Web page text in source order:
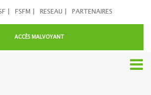
| FSFM | RESEAU | PARTENAIRES
ACCÈS MALVOYANT